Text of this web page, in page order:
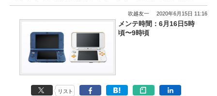
吹越友一 2020年6月15日 11:16
メンテ時間：6月16日5時
頃〜9時頃
リスト